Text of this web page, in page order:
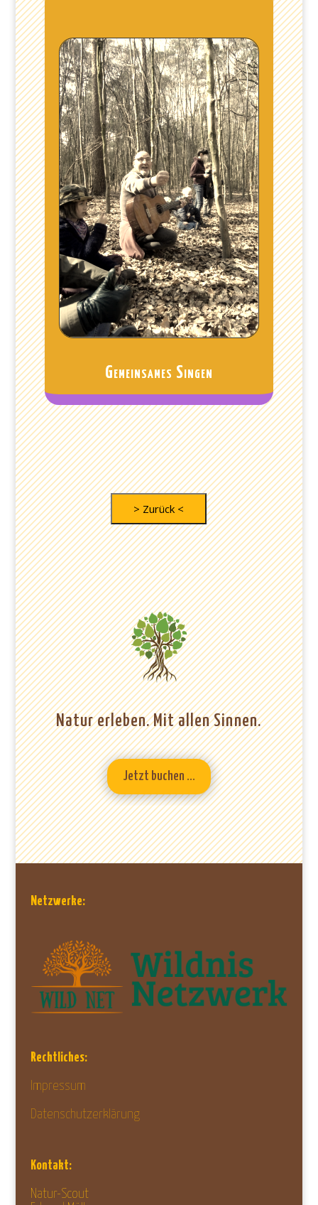
Gemeinsames Singen
Natur erleben. Mit allen Sinnen.
Jetzt buchen ...
Netzwerke:
Rechtliches:
Impressum
Datenschutzerklärung
Kontakt:
Natur-Scout